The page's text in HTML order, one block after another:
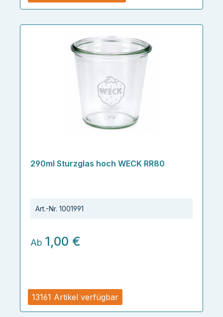
13161 Artikel verfügbar
290ml Sturzglas hoch WECK RR80
Art.-Nr. 1001991
Ab 1,00 €